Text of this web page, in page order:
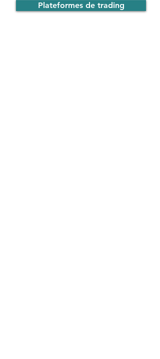
Plateformes de trading